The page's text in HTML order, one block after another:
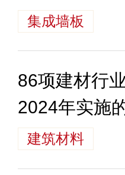
集成墙板
86项建材行
2024年实施
些建筑材料